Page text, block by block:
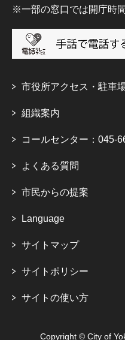
※一部の窓口では開庁時
市役所アクセス・駐車
組織案内
コールセンター：045-
よくある質問
市民からの提案
Language
サイトマップ
サイトポリシー
サイトの使い方
Copyright © City of